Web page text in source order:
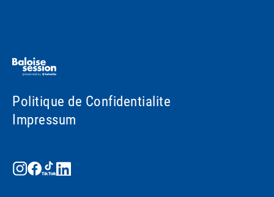
Politique de Confidentialite
Impressum